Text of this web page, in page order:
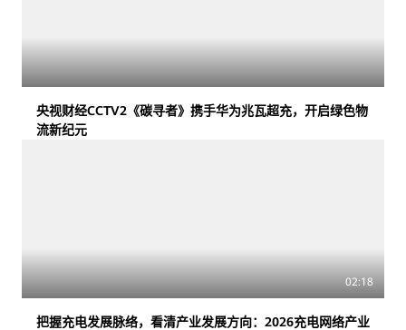
央视财经CCTV2《碳寻者》携手华为兆瓦超充，开启绿色物
流新纪元
02:18
把握充电发展脉络，看清产业发展方向：2026充电网络产业